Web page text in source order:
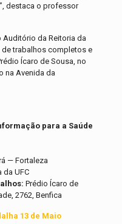
destaca o professor
da Reitoria da
de trabalhos completos e
Ícaro de Sousa, no
na Avenida da
para a Saúde
— Fortaleza
da UFC
Prédio Ícaro de
2762, Benfica
13 de Maio